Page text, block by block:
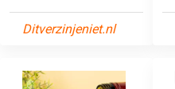
Ditverzinjeniet.nl